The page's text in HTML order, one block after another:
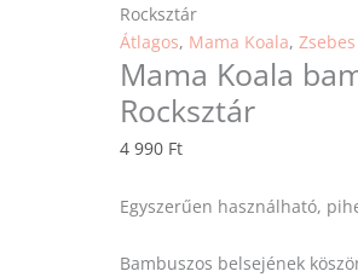
Rocksztár
Átlagos, Mama Koala,
Mama Koala
Rocksztár
4 990 Ft
Egyszerűen használható,
Bambuszos belsejének